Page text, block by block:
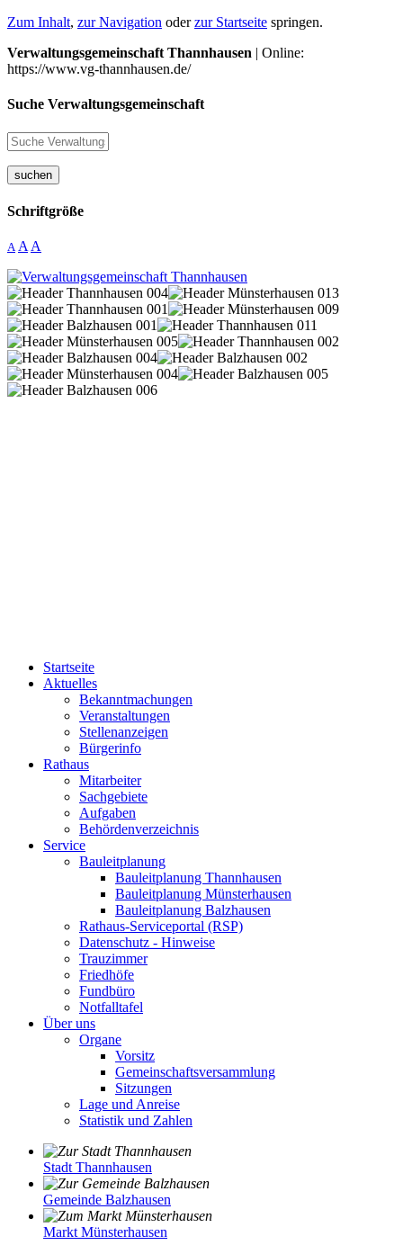
Zum Inhalt, zur Navigation oderzur Startseite springen.
Verwaltungsgemeinschaft Thannhausen | Online:
https://www.vg-thannhausen.de/
Suche Verwaltungsgemeinschaft
suchen
Schriftgröße
A A A
Startseite
Aktuelles
Bekanntmachungen
Veranstaltungen
Stellenanzeigen
Bürgerinfo
Rathaus
Mitarbeiter
Sachgebiete
Aufgaben
Behördenverzeichnis
Service
Bauleitplanung
Bauleitplanung Thannhausen
Bauleitplanung Münsterhausen
Bauleitplanung Balzhausen
Rathaus-Serviceportal (RSP)
Datenschutz - Hinweise
Trauzimmer
Friedhöfe
Fundbüro
Notfalltafel
Über uns
Organe
Vorsitz
Gemeinschaftsversammlung
Sitzungen
Lage und Anreise
Statistik und Zahlen
Stadt Thannhausen
Gemeinde Balzhausen
Markt Münsterhausen